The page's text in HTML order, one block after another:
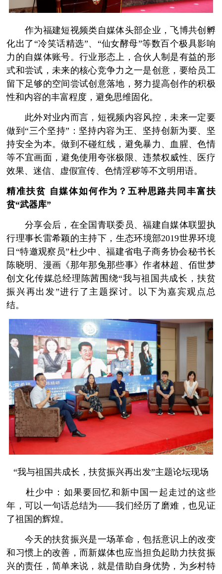
作为福建短视频类自媒体头部企业，飞博共创孵
化出了“冷笑话精选”、“仙女酵母”等数百个极具影响
力的自媒体账号。行业形态上，合伙人制是有益的形
式和尝试，未来的核心竞争力之一是创意，要给员工
留下足够的空间尝试创意落地，努力提高创作的积极
性和内容的丰富程度，避免思维固化。
此外对业内而言，短视频内容风控，未来一定要
做到“三个坚持”：坚持内容为王、坚持创新为要、坚
持安全为本。做到不碰红线，避免暴力、血腥、色情
等不宜画面，避免使用夸张极限、违禁权威性、医疗
效果、迷信、虚假宣传、色情淫秽等不文明用语。
精准扶贫 自媒体如何作为？ 五种思路共同丰富扶
贫“武器库”
分享会后，在全国青联委员、福建自媒体联盟执
行理事长雷希颖的主持下，生态环境部2019世界环境
日“特邀观察员”杜少中、福建省电子商务协会秘书长
陈晓明、漫画《那年那兔那些事》作者林超、佰世梦
创文化传媒总经理陈茜围绕“我与祖国共成长，扶贫
振兴再出发”进行了主题探讨。以下为嘉宾观点总
结。
“我与祖国共成长，扶贫振兴再出发”主题论坛现场
杜少中：如果要回忆和新中国一起走过的这些
年，可以一句话总结为——我们经历了磨难，也见证
了祖国的辉煌。
今天的扶贫振兴是一场革命，包括意识上的改变
和习惯上的改善，而新媒体也应当担负起助力扶贫振
兴的责任，简单来说，就是借助自身优势，为乡村特